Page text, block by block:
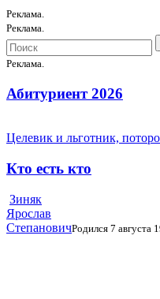
Реклама.
Реклама.
Реклама.
Абитуриент 2026
Целевик и льготник,
Кто есть кто
Зиняк
Ярослав
СтепановичРодился 7 августа